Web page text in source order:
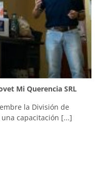
Mi Querencia SRL
la División de
capacitación [...]